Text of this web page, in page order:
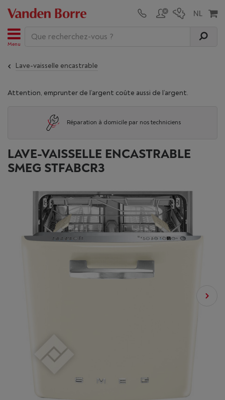
Menu
Lave-vaisselle encastrable
Attention, emprunter de l’argent coûte aussi de l’argent.
Réparation à domicile par nos techniciens
LAVE-VAISSELLE ENCASTRABLE
SMEG STFABCR3